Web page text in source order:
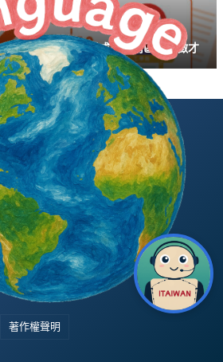
「富市台中 就業成功」南區聯合徵才
©
5樓之2
著作權聲明